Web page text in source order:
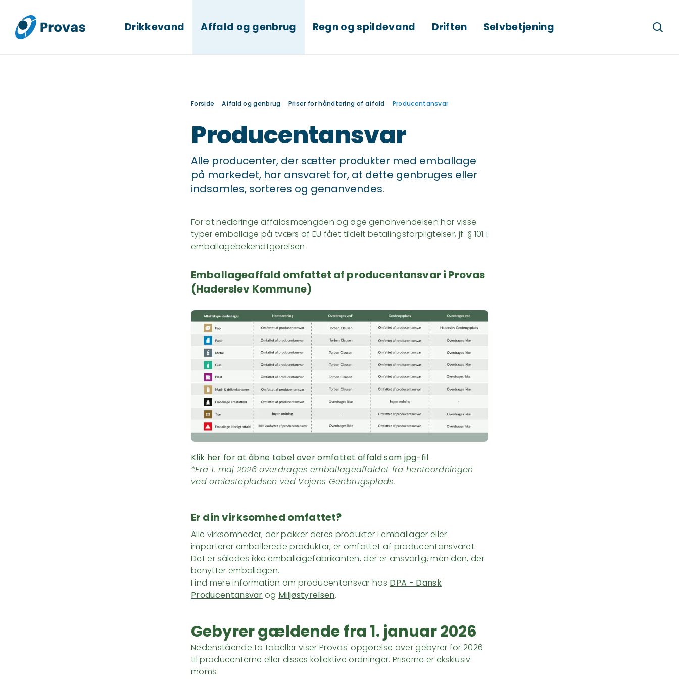
Drikkevand Affald og genbrug Regn og spildevand Driften Selvbetjening Søg
Forside Affald og genbrug Priser for håndtering af affald Producentansvar
Producentansvar
Alle producenter, der sætter produkter med emballage
på markedet, har ansvaret for, at dette genbruges eller
indsamles, sorteres og genanvendes.
For at nedbringe affaldsmængden og øge genanvendelsen har visse
typer emballage på tværs af EU fået tildelt betalingsforpligtelser, jf. § 101 i
emballagebekendtgørelsen.
Emballageaffald omfattet af producentansvar i Provas
(Haderslev Kommune)
Klik her for at åbne tabel over omfattet affald som jpg-fil.
*Fra 1. maj 2026 overdrages emballageaffaldet fra henteordningen
ved omlastepladsen ved Vojens Genbrugsplads.
Er din virksomhed omfattet?
Alle virksomheder, der pakker deres produkter i emballager eller
importerer emballerede produkter, er omfattet af producentansvaret.
Det er således ikke emballagefabrikanten, der er ansvarlig, men den, der
benytter emballagen.
Find mere information om producentansvar hos DPA - Dansk
Producentansvar og Miljøstyrelsen.
Gebyrer gældende fra 1. januar 2026
Nedenstående to tabeller viser Provas' opgørelse over gebyrer for 2026
til producenterne eller disses kollektive ordninger. Priserne er eksklusiv
moms.